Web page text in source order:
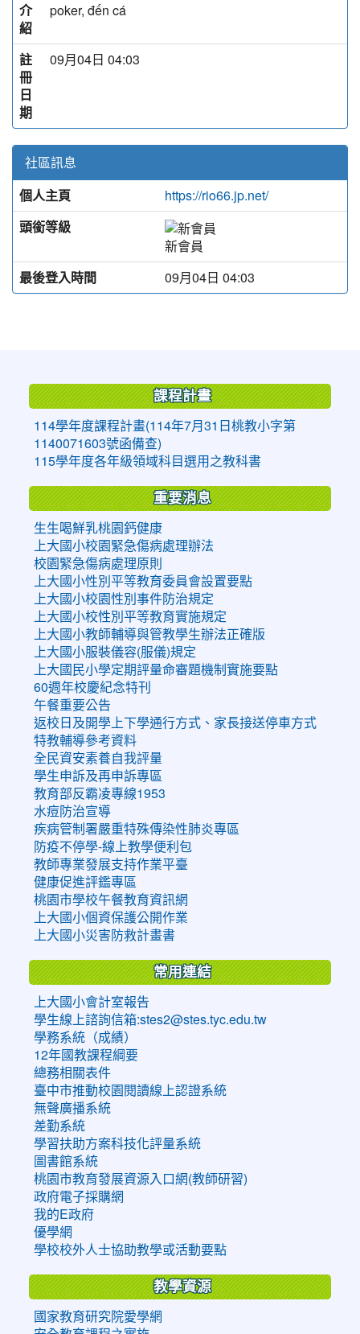
介
紹
poker, đến cá
註
冊
日
期
09月04日 04:03
社區訊息
個人主頁
https://rio66.jp.net/
頭銜等級
新會員
最後登入時間
09月04日 04:03
課程計畫
114學年度課程計畫(114年7月31日桃教小字第
1140071603號函備查)
115學年度各年級領域科目選用之教科書
重要消息
生生喝鮮乳桃園鈣健康
上大國小校園緊急傷病處理辦法
校園緊急傷病處理原則
上大國小性別平等教育委員會設置要點
上大國小校園性別事件防治規定
上大國小校性別平等教育實施規定
上大國小教師輔導與管教學生辦法正確版
上大國小服裝儀容(服儀)規定
上大國民小學定期評量命審題機制實施要點
60週年校慶紀念特刊
午餐重要公告
返校日及開學上下學通行方式、家長接送停車方式
特教輔導參考資料
全民資安素養自我評量
學生申訴及再申訴專區
教育部反霸凌專線1953
水痘防治宣導
疾病管制署嚴重特殊傳染性肺炎專區
防疫不停學-線上教學便利包
教師專業發展支持作業平臺
健康促進評鑑專區
桃園市學校午餐教育資訊網
上大國小個資保護公開作業
上大國小災害防救計畫書
常用連結
上大國小會計室報告
學生線上諮詢信箱:stes2@stes.tyc.edu.tw
學務系統（成績）
12年國教課程綱要
總務相關表件
臺中市推動校園閱讀線上認證系統
無聲廣播系統
差勤系統
學習扶助方案科技化評量系統
圖書館系統
桃園市教育發展資源入口網(教師研習)
政府電子採購網
我的E政府
優學網
學校校外人士協助教學或活動要點
教學資源
國家教育研究院愛學網